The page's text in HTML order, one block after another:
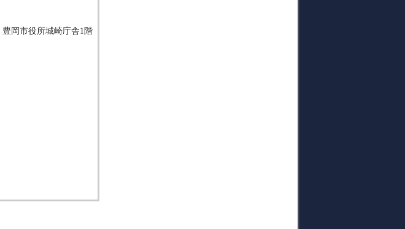
岡市役所城崎庁舎1階